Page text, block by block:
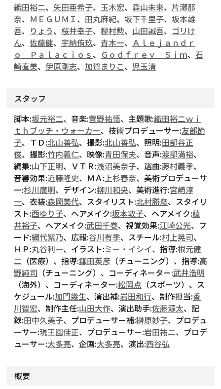
織田裕二、 矢田亜希子、 玉木宏、 森山未來、 片瀬那
奈、 ＭＥＧＵＭＩ、 田丸麻紀、 坂下千里子、 坂本雄
吾、 りょう、 桜井幸子、 樫村勲、 山田誠吾、 ゴリけ
ん、 佐藤健、 宇納侑玖、 青木一、 Ａｌｅｊａｎｄｒ
ｏ Ｐａｌａｃｉｏｓ 、 Ｇｏｄｆｒｅｙ Ｓｉｍ、 石
崎直美、 伊原剛志、 加賀まりこ、 児玉清
スタッフ
脚本:坂元裕二、音楽:菅野祐悟、主題歌:織田裕二ｗｉ
ｔｈブッチ・ウォーカー、技術プロデューサー:友部節
子、ＴＤ:北山善弘、撮影:北山善弘、照明:田部谷正
俊、撮影:竹内義仁、映像:青田保夫、音声:渡部満裕、
編集:山下正明、ＶＴＲ:浅沼美奈子、選曲:藤村義孝、
音響効果:近藤隆史、ＭＡ: 上杉春奈、美術プロデューサ
ー:杉川廣明、デザイン:柳川和央、美術進行:宮崎淳
一、衣装:森岡美代、スタイリスト:北村勝彦、スタイリ
スト:西ゆり子、ヘアメイク:坂本敦子、ヘアメイク:藤
井裕子、ヘアメイク:武田千巻、視覚効果:江崎公光、フ
ード:網代紫乃、広報:谷川有季、スチール:村上晃司、
ＨＰ:丸谷利一、イラスト:ミー・イシイ、指導:根元健
二 （医療）、指導:鎌田英彦 （チューニング）、指導:高
野純司 （チューニング）、コーディネーター:武井浩明
（海外）、コーディネーター:松岡点 （スポーツ）、ス
ケジュール:加門幾生、演出補:岩田和行、制作担当:香
川智宏、制作主任:山田大作、演出助手:佐藤源太、記
録:田中久美子、プロデューサー補:榊原妙子、プロデュ
ーサー:現王園佳正、プロデューサー:岩田祐二、プロデ
ューサー:大多亮、企画:大多亮、演出:西谷弘
概要